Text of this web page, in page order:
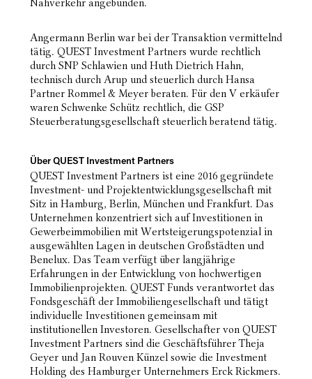
Nahverkehr angebunden.
Angermann Berlin war bei der Transaktion vermittelnd
tätig. QUEST Investment Partners wurde rechtlich
durch SNP Schlawien und Huth Dietrich Hahn,
technisch durch Arup und steuerlich durch Hansa
Partner Rommel & Meyer beraten. Für den V erkäufer
waren Schwenke Schütz rechtlich, die GSP
Steuerberatungsgesellschaft steuerlich beratend tätig.
Über QUEST Investment Partners
QUEST Investment Partners ist eine 2016 gegründete
Investment- und Projektentwicklungsgesellschaft mit
Sitz in Hamburg, Berlin, München und Frankfurt. Das
Unternehmen konzentriert sich auf Investitionen in
Gewerbeimmobilien mit Wertsteigerungspotenzial in
ausgewählten Lagen in deutschen Großstädten und
Benelux. Das Team verfügt über langjährige
Erfahrungen in der Entwicklung von hochwertigen
Immobilienprojekten. QUEST Funds verantwortet das
Fondsgeschäft der Immobiliengesellschaft und tätigt
individuelle Investitionen gemeinsam mit
institutionellen Investoren. Gesellschafter von QUEST
Investment Partners sind die Geschäftsführer Theja
Geyer und Jan Rouven Künzel sowie die Investment
Holding des Hamburger Unternehmers Erck Rickmers.